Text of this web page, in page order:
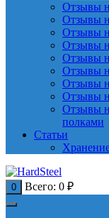
Отзывы
Отзывы
Отзывы
Отзывы
Отзывы
Отзывы
Отзывы
Отзывы
Отзывы
полками
Статьи
0 Всего: 0 ₽